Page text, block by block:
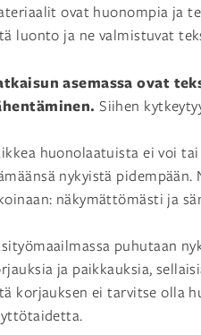
ovat huonompia ja
luonto ja ne valmistuvat
asemassa ovat
Siihen
huonolaatuista ei voi
nykyistä
näkymättömästi ja
puhutaan
ja paikkauksia,
korjauksen ei tarvitse olla